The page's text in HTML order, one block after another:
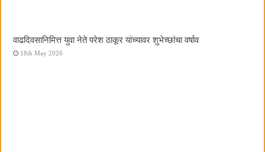
वाढदिवसानिमित्त युवा नेते परेश ठाकूर यांच्यावर शुभेच्छांचा वर्षाव
18th May 2026